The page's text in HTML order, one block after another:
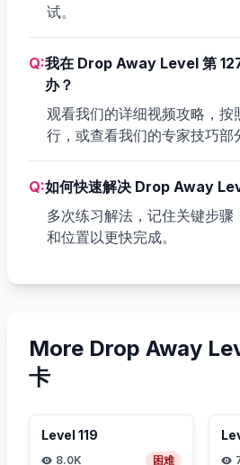
试。
Q:我在 Drop Away Level 第
办？
观看我们的详细视频攻略，按
行，或查看我们的专家技巧部
Q:如何快速解决 Drop Away
多次练习解法，记住关键步骤
和位置以更快完成。
More Drop Away
卡
Level 119
8.0K 困难